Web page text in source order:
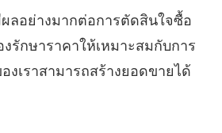
ลอย่างมากต่อการตัดสินใจซื้อ
รักษาราคาให้เหมาะสมกับการ
งเราสามารถสร้างยอดขายได้